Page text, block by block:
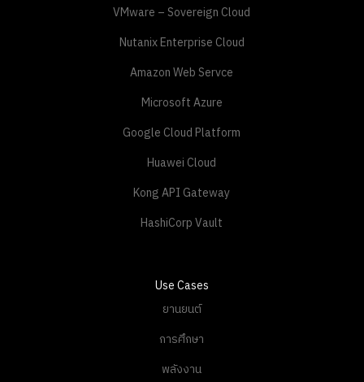
VMware – Sovereign Cloud
Nutanix Enterprise Cloud
Amazon Web Servce
Microsoft Azure
Google Cloud Platform
Huawei Cloud
Kong API Gateway
HashiCorp Vault
Use Cases
ยานยนต์
การศึกษา
พลังงาน